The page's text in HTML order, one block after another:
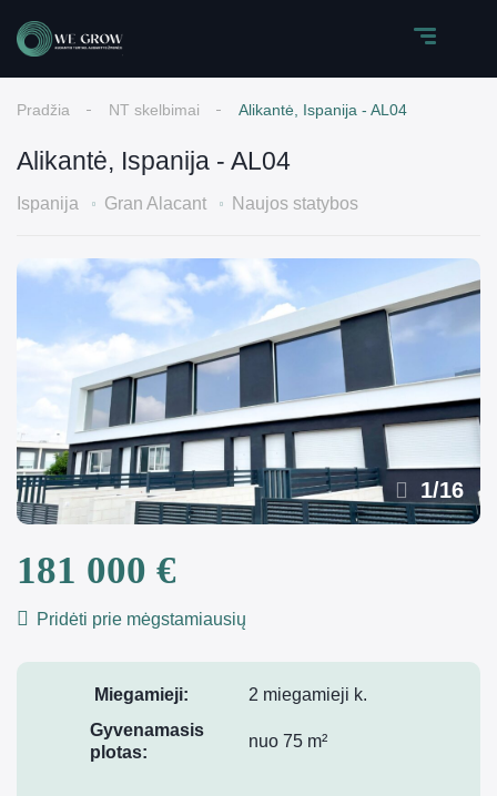
Pradžia NT skelbimai Alikantė, Ispanija - AL04
Alikantė, Ispanija - AL04
Ispanija Gran Alacant Naujos statybos
1/16
181 000 €
Pridėti prie mėgstamiausių
Miegamieji:
2 miegamieji k.
Gyvenamasis
plotas:
nuo 75 m²